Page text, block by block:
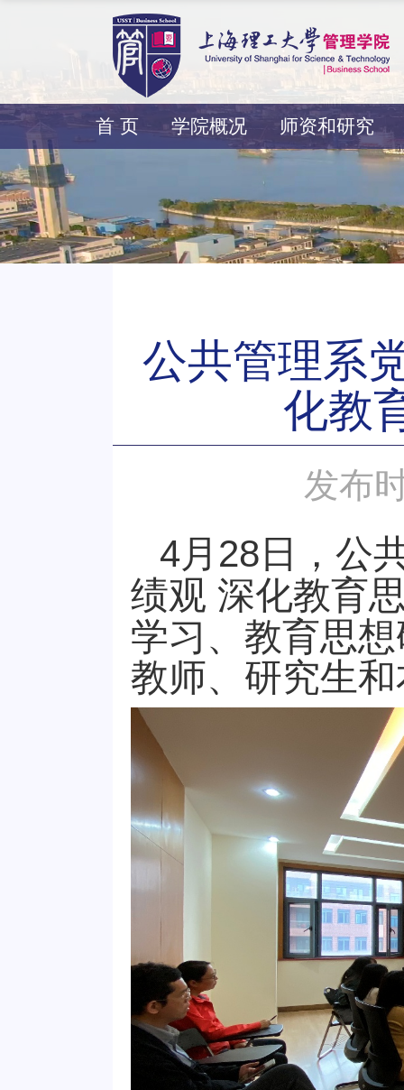
首 页 学院概况 师资和研究
公共管理系
化教
发布
4月28日，公
绩观 深化教育
学习、教育思
教师、研究生